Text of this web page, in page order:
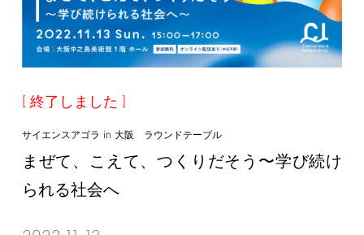
終了しました
サイエンスアゴラ in 大阪 ラウンドテーブル
まぜて、こえて、つくりだそう〜学び続け
られる社会へ